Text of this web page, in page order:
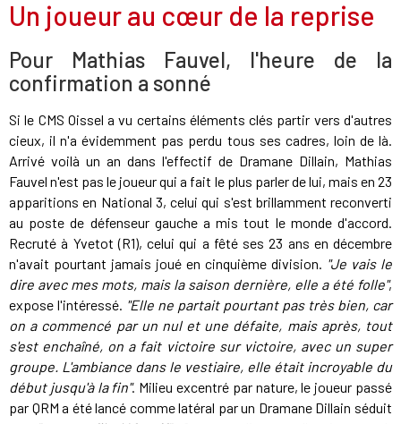
Un joueur au cœur de la reprise
Pour Mathias Fauvel, l'heure de la
confirmation a sonné
Si le CMS Oissel a vu certains éléments clés partir vers d'autres
cieux, il n'a évidemment pas perdu tous ses cadres, loin de là.
Arrivé voilà un an dans l'effectif de Dramane Dillain, Mathias
Fauvel n'est pas le joueur qui a fait le plus parler de lui, mais en 23
apparitions en National 3, celui qui s'est brillamment reconverti
au poste de défenseur gauche a mis tout le monde d'accord.
Recruté à Yvetot (R1), celui qui a fêté ses 23 ans en décembre
n'avait pourtant jamais joué en cinquième division. "Je vais le
dire avec mes mots, mais la saison dernière, elle a été folle",
expose l'intéressé. "Elle ne partait pourtant pas très bien, car
on a commencé par un nul et une défaite, mais après, tout
s'est enchaîné, on a fait victoire sur victoire, avec un super
groupe. L'ambiance dans le vestiaire, elle était incroyable du
début jusqu'à la fin". Milieu excentré par nature, le joueur passé
par QRM a été lancé comme latéral par un Dramane Dillain séduit